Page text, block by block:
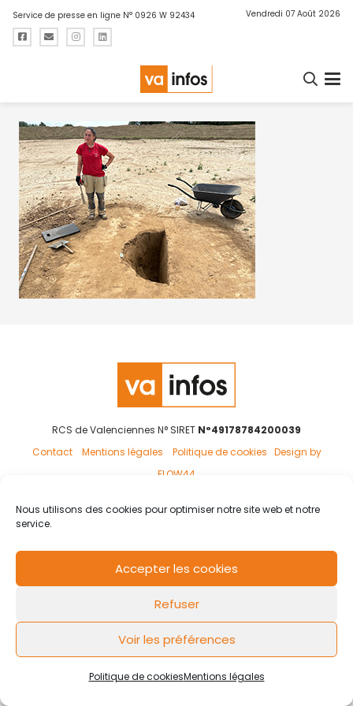
Nous utilisons des cookies pour optimiser notre site web et notre
service.
Accepter les cookies
Refuser
Voir les préférences
Politique de cookiesMentions légales
Service de presse en ligne N° 0926 W 92434 Vendredi 07 Août 2026
RCS de Valenciennes N° SIRET N°49178784200039
Contact
Mentions légales Politique de cookies Design by
FLOW44